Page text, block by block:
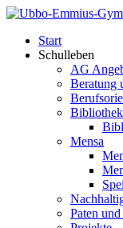
Start
Schulleben
AG
Beratung
Bibliothek
Mensa
Paten